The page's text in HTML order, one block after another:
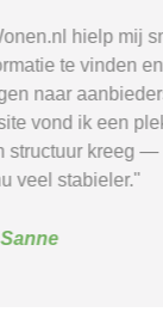
hielp mij
te vinden en
naar
vond ik een
structuur kreeg —
veel stabieler."
Sanne